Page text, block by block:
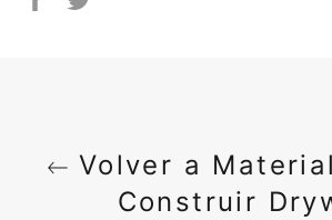
Volver a
Construir